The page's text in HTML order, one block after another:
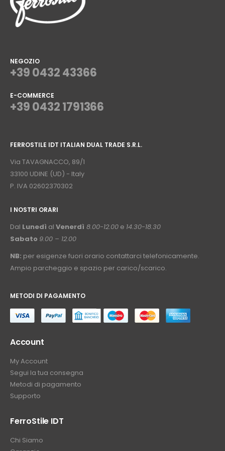
NEGOZIO
+39 0432 43366
E-COMMERCE
+39 0432 1791366
FERROSTILE IDT ITALIAN DUAL TRADE S.R.L.
Via TAVAGNACCO, 89/1
33100 UDINE (UD) - Italy
P. IVA 02602370302
I NOSTRI ORARI
Dal Lunedì al Venerdì 8.00-12.00 e 14.30-18.30
Sabato 9.00 – 12.00
NB: per esigenze fuori orario contattarci telefonicamente.
Ampio parcheggio e spazio per carico/scarico.
METODI DI PAGAMENTO
Account
My Account
Segui la tua consegna
Metodi di pagamento
Supporto
FerroStile IDT
Chi Siamo